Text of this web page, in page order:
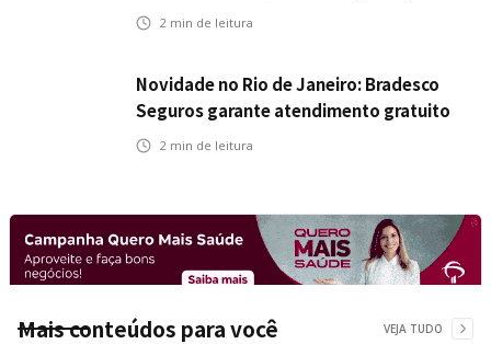
veículos elétricos da Bradesco Seguros
2 min de leitura
Novidade no Rio de Janeiro: Bradesco
Seguros garante atendimento gratuito
na Ponte Rio-Niterói
2 min de leitura
Mais conteúdos para você VEJA TUDO